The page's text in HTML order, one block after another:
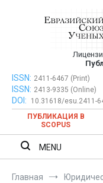
Евразийский Союз
ISSN: 2411-6467 (Print)
ISSN: 2413-9335 (Online)
DOI:
10.31618/esu.2411-
ПУБЛИКАЦИЯ В
SCOPUS
MENU
Главная